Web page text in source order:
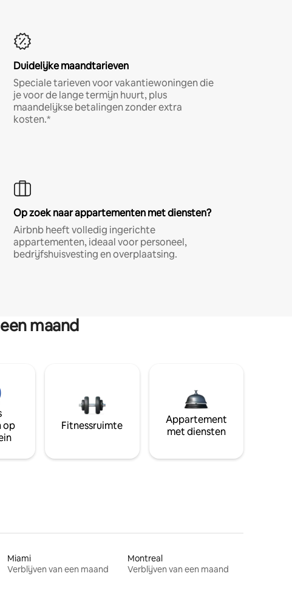
Duidelijke maandtarieven
Speciale tarieven voor vakantiewoningen die
je voor de lange termijn huurt, plus
maandelijkse betalingen zonder extra
kosten.*
Op zoek naar appartementen met diensten?
Airbnb heeft volledig ingerichte
appartementen, ideaal voor personeel,
bedrijfshuisvesting en overplaatsing.
maand
op
Fitnessruimte
Appartement
met diensten
Miami
Verblijven van een maand
Montreal
Verblijven van een maand